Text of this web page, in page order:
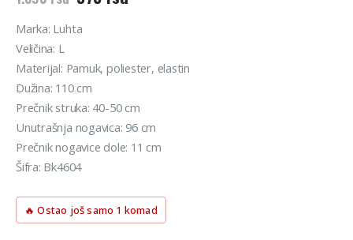
cena
je
1.390 rsd.
cena
Marka: Luhta
Veličina: L
Materijal: Pamuk, poliester, elastin
Dužina: 110 cm
Prečnik struka: 40-50 cm
Unutrašnja nogavica: 96 cm
Prečnik nogavice dole: 11 cm
Šifra: Bk4604
🔥 Ostao još samo 1 komad